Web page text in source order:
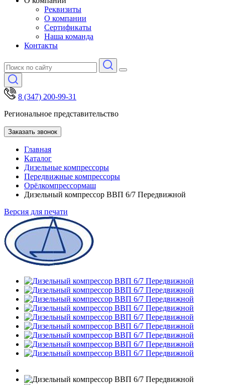
Реквизиты
О компании
Сертификаты
Наша команда
Контакты
8 (347) 200-99-31
Региональное представительство
Заказать звонок
Главная
Каталог
Дизельные компрессоры
Передвижные компрессоры
Орёлкомпрессормаш
Дизельный компрессор ВВП 6/7 Передвижной
Версия для печати